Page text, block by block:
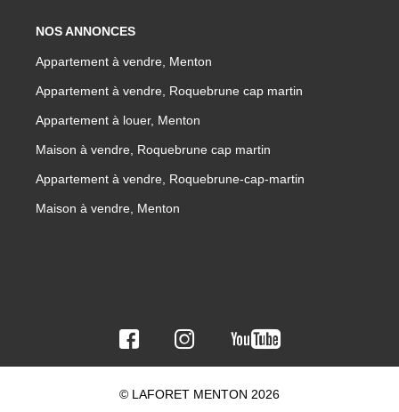
NOS ANNONCES
Appartement à vendre, Menton
Appartement à vendre, Roquebrune cap martin
Appartement à louer, Menton
Maison à vendre, Roquebrune cap martin
Appartement à vendre, Roquebrune-cap-martin
Maison à vendre, Menton
© LAFORET MENTON 2026